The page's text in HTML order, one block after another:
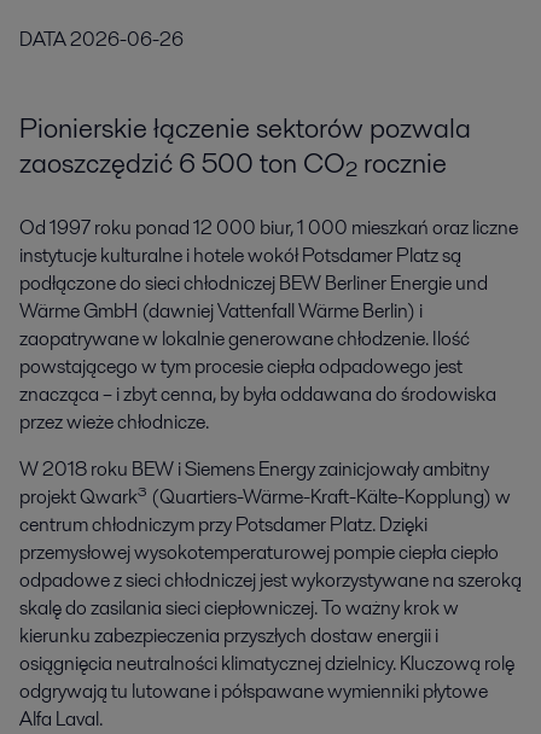
DATA2026-06-26
Pionierskie łączenie sektorów pozwala
zaoszczędzić 6 500 ton CO₂ rocznie
Od 1997 roku ponad 12 000 biur, 1 000 mieszkań oraz liczne
instytucje kulturalne i hotele wokół Potsdamer Platz są
podłączone do sieci chłodniczej BEW Berliner Energie und
Wärme GmbH (dawniej Vattenfall Wärme Berlin) i
zaopatrywane w lokalnie generowane chłodzenie. Ilość
powstającego w tym procesie ciepła odpadowego jest
znacząca – i zbyt cenna, by była oddawana do środowiska
przez wieże chłodnicze.
W 2018 roku BEW i Siemens Energy zainicjowały ambitny
projekt Qwark³ (Quartiers-Wärme-Kraft-Kälte-Kopplung) w
centrum chłodniczym przy Potsdamer Platz. Dzięki
przemysłowej wysokotemperaturowej pompie ciepła ciepło
odpadowe z sieci chłodniczej jest wykorzystywane na szeroką
skalę do zasilania sieci ciepłowniczej. To ważny krok w
kierunku zabezpieczenia przyszłych dostaw energii i
osiągnięcia neutralności klimatycznej dzielnicy. Kluczową rolę
odgrywają tu lutowane i półspawane wymienniki płytowe
Alfa Laval.